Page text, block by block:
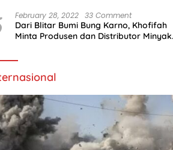
February 28, 2022 33 Comment
Dari Blitar Bumi Bung Karno, Khofifah
Minta Produsen dan Distributor Minyak